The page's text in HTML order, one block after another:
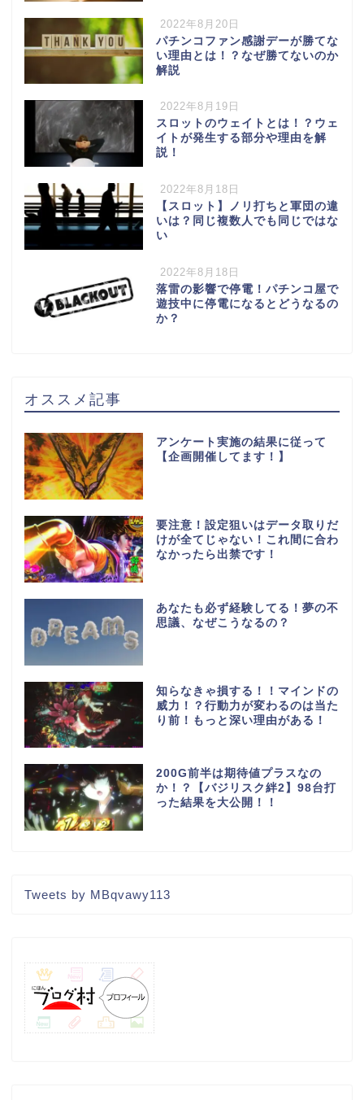
2022年8月20日
パチンコファン感謝デーが勝てな
い理由とは！？なぜ勝てないのか
解説
2022年8月19日
スロットのウェイトとは！？ウェ
イトが発生する部分や理由を解
説！
2022年8月18日
【スロット】ノリ打ちと軍団の違
いは？同じ複数人でも同じではな
い
2022年8月18日
落雷の影響で停電！パチンコ屋で
遊技中に停電になるとどうなるの
か？
オススメ記事
アンケート実施の結果に従って
【企画開催してます！】
要注意！設定狙いはデータ取りだ
けが全てじゃない！これ間に合わ
なかったら出禁です！
あなたも必ず経験してる！夢の不
思議、なぜこうなるの？
知らなきゃ損する！！マインドの
威力！？行動力が変わるのは当た
り前！もっと深い理由がある！
200G前半は期待値プラスなの
か！？【バジリスク絆2】98台打
った結果を大公開！！
Tweets by MBqvawy113